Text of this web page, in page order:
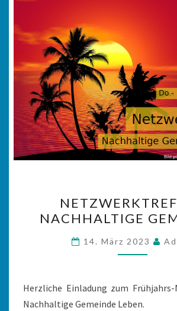
NACHHALTIGE
14. März 2023
Herzliche Einladung zum
Nachhaltige Gemeinde Leben.